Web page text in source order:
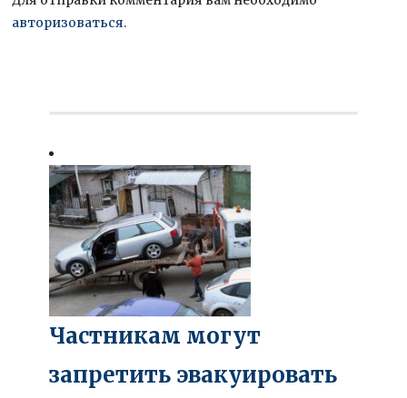
авторизоваться.
Частникам могут
запретить эвакуировать